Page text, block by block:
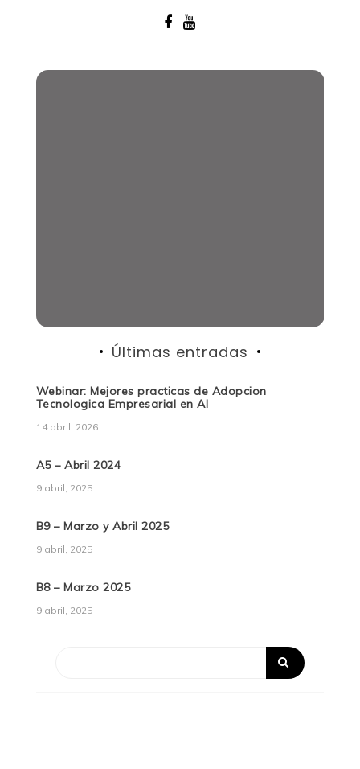
Últimas entradas
Webinar: Mejores practicas de Adopcion
Tecnologica Empresarial en AI
14 abril, 2026
A5 – Abril 2024
9 abril, 2025
B9 – Marzo y Abril 2025
9 abril, 2025
B8 – Marzo 2025
9 abril, 2025